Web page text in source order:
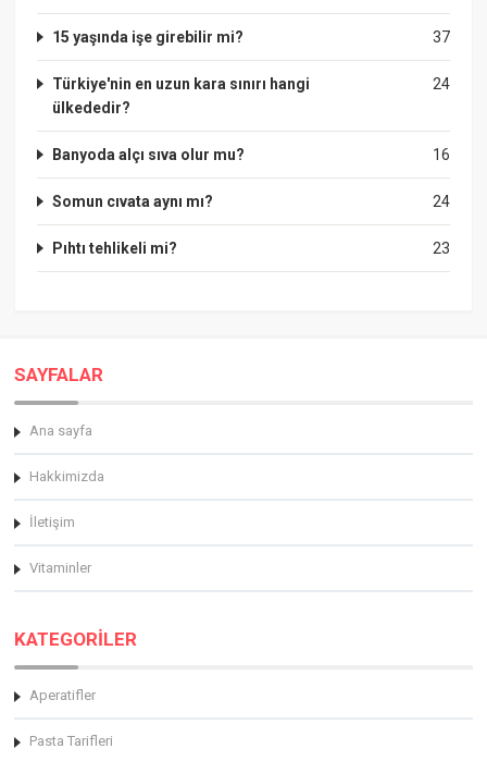
37
15 yaşında işe girebilir mi?
24
Türkiye'nin en uzun kara sınırı hangi
ülkededir?
16
Banyoda alçı sıva olur mu?
24
Somun cıvata aynı mı?
23
Pıhtı tehlikeli mi?
SAYFALAR
Ana sayfa
Hakkimizda
İletişim
Vitaminler
KATEGORİLER
Aperatifler
Pasta Tarifleri